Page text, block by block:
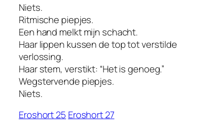
Niets.
Ritmische piepjes.
Een hand melkt mijn schacht.
Haar lippen kussen de top tot verstilde
verlossing.
Haar stem, verstikt: “Het is genoeg.”
Wegstervende piepjes.
Niets.
Eroshort 25 Eroshort 27